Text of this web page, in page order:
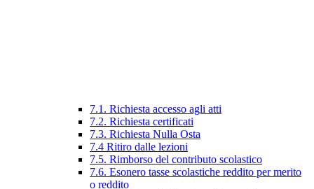
7.1. Richiesta accesso agli atti
7.2. Richiesta certificati
7.3. Richiesta Nulla Osta
7.4 Ritiro dalle lezioni
7.5. Rimborso del contributo scolastico
7.6. Esonero tasse scolastiche reddito per merito
o reddito